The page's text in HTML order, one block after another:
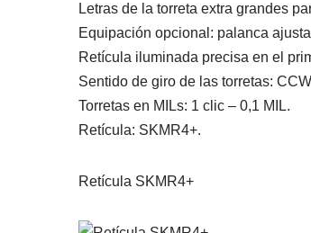
Letras de la torreta extra grandes
Equipación opcional: palanca
Retícula iluminada precisa en el
Sentido de giro de las torretas:
Torretas en MILs: 1 clic – 0,1 MIL.
Retícula: SKMR4+.
Retícula SKMR4+